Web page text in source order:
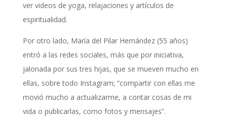
ver videos de yoga, relajaciones y artículos de
espiritualidad.
Por otro lado, María del Pilar Hernández (55 años)
entró a las redes sociales, más que por iniciativa,
jalonada por sus tres hijas, que se mueven mucho en
ellas, sobre todo Instagram; “compartir con ellas me
movió mucho a actualizarme, a contar cosas de mi
vida o publicarlas, como fotos y mensajes”.